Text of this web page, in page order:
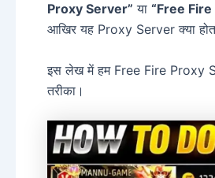
Proxy Server” या “Free
आखिर यह Proxy Server क्या
इस लेख में हम Free Fire Proxy
तरीका।